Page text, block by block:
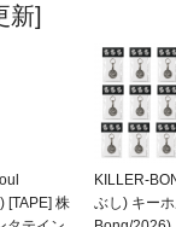
All My Homies
定盤2DVD】【通
[LP]
Track Edition)
Cutting) [LP]
発売
新]
[TAPE] 株
KILLER-
ぶし) キー